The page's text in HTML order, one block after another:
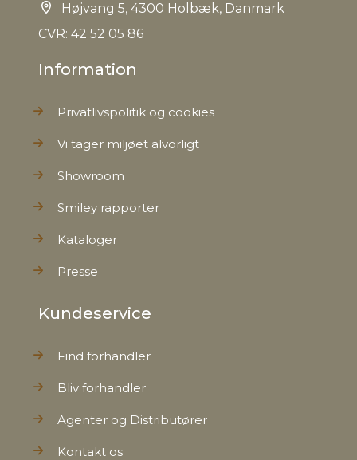
Højvang 5, 4300 Holbæk, Danmark
CVR: 42 52 05 86
Information
Privatlivspolitik og cookies
Vi tager miljøet alvorligt
Showroom
Smiley rapporter
Kataloger
Presse
Kundeservice
Find forhandler
Bliv forhandler
Agenter og Distributører
Kontakt os